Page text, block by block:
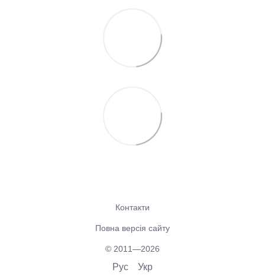
Контакти
Повна версія сайту
© 2011—2026
Рус Укр